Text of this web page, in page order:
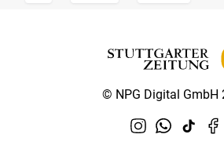
© NPG Digital GmbH